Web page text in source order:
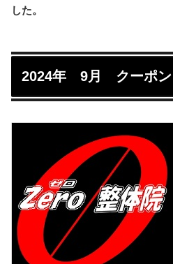
した。
2024年 9月 クーポン